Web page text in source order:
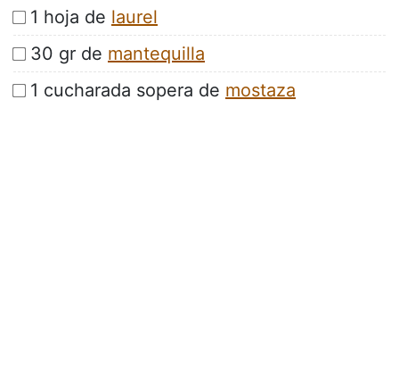
1 hoja de laurel
30 gr de mantequilla
1 cucharada sopera de mostaza